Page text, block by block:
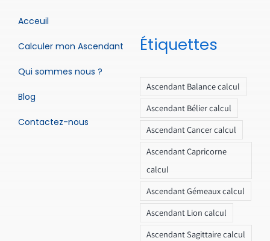
Acceuil
Calculer mon Ascendant
Qui sommes nous ?
Blog
Contactez-nous
Étiquettes
Ascendant Balance calcul
Ascendant Bélier calcul
Ascendant Cancer calcul
Ascendant Capricorne
calcul
Ascendant Gémeaux calcul
Ascendant Lion calcul
Ascendant Sagittaire calcul